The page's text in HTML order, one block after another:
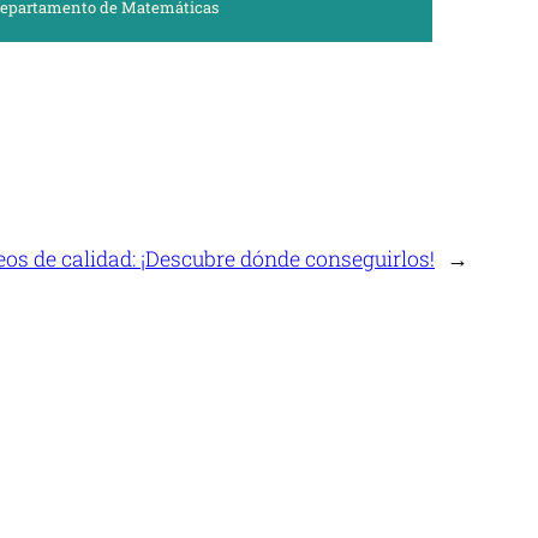
de Matemáticas
de calidad: ¡Descubre dónde conseguirlos! →